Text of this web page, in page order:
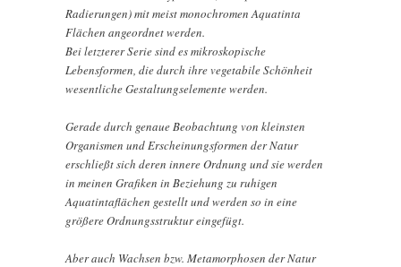
Radierungen) mit meist monochromen Aquatinta
Flächen angeordnet werden.
Bei letzterer Serie sind es mikroskopische
Lebensformen, die durch ihre vegetabile Schönheit
wesentliche Gestaltungselemente werden.
Gerade durch genaue Beobachtung von kleinsten
Organismen und Erscheinungsformen der Natur
erschließt sich deren innere Ordnung und sie werden
in meinen Grafiken in Beziehung zu ruhigen
Aquatintaflächen gestellt und werden so in eine
größere Ordnungsstruktur eingefügt.
Aber auch Wachsen bzw. Metamorphosen der Natur